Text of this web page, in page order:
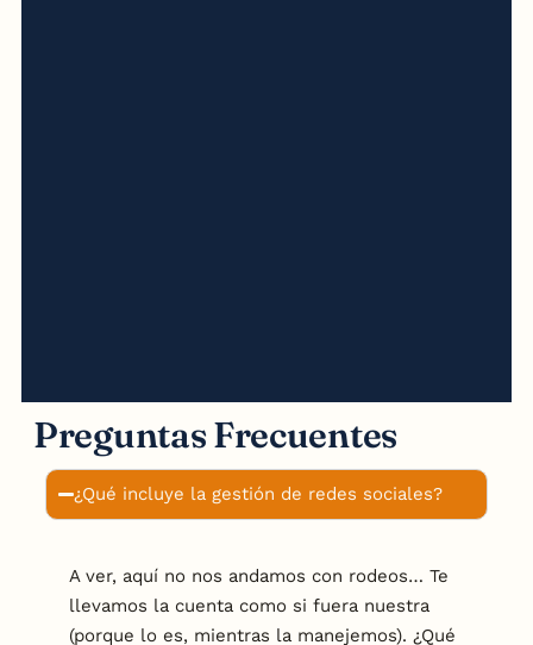
Preguntas Frecuentes
¿Qué incluye la gestión de redes sociales?
A ver, aquí no nos andamos con rodeos… Te
llevamos la cuenta como si fuera nuestra
(porque lo es, mientras la manejemos). ¿Qué